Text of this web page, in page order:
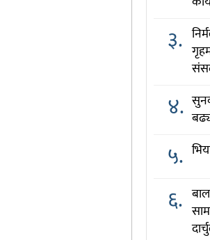
३.
४.
५.
६.